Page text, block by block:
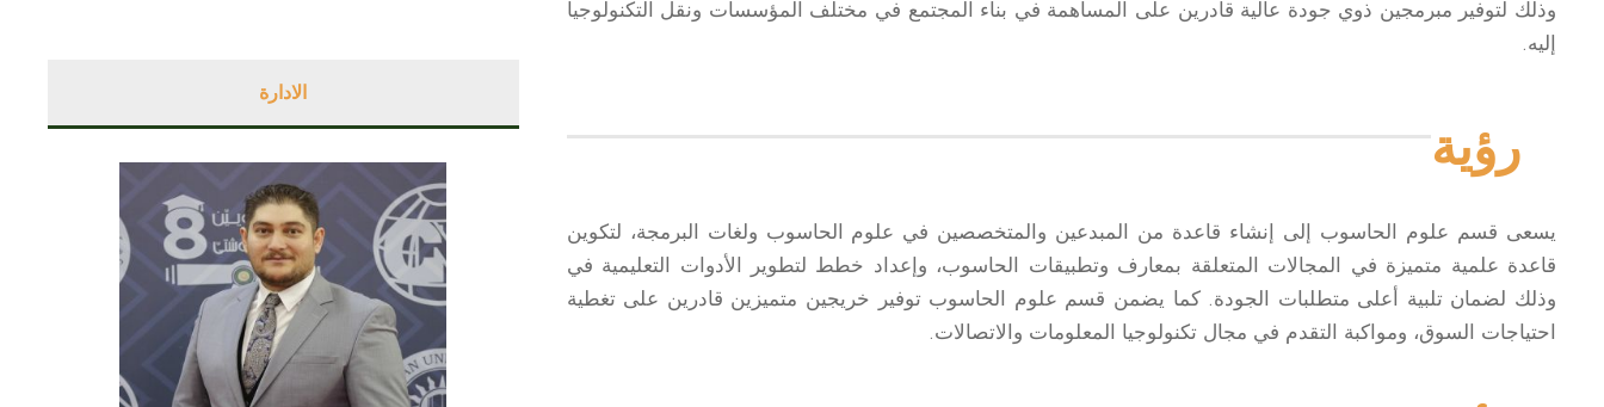
وذلك لتوفير مبرمجين ذوي جودة عالية قادرين على المساهمة في بناء المجتمع في مختلف المؤسسات ونقل التكنولوجيا
إليه.
رؤية
يسعى قسم علوم الحاسوب إلى إنشاء قاعدة من المبدعين والمتخصصين في علوم الحاسوب ولغات البرمجة، لتكوين
قاعدة علمية متميزة في المجالات المتعلقة بمعارف وتطبيقات الحاسوب، وإعداد خطط لتطوير الأدوات التعليمية في
وذلك لضمان تلبية أعلى متطلبات الجودة. كما يضمن قسم علوم الحاسوب توفير خريجين متميزين قادرين على تغطية
احتياجات السوق، ومواكبة التقدم في مجال تكنولوجيا المعلومات والاتصالات.
الادارة